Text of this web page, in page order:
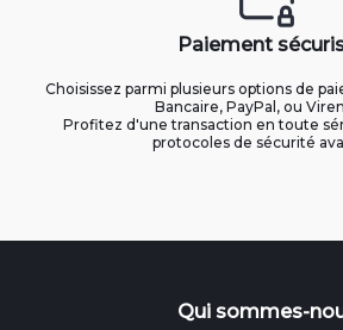
Paiement
Choisissez parmi plusieurs options de
Bancaire, PayPal, ou
Profitez d'une transaction en toute
protocoles de sécurité
Qui sommes-